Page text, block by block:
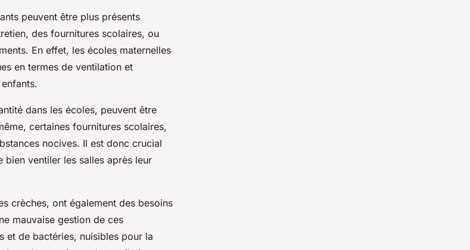
peuvent être plus présents
des fournitures scolaires, ou
En effet, les écoles maternelles
en termes de ventilation et
dans les écoles, peuvent être
certaines fournitures scolaires,
nocives. Il est donc crucial
ventiler les salles après leur
crèches, ont également des besoins
mauvaise gestion de ces
et de bactéries, nuisibles pour la